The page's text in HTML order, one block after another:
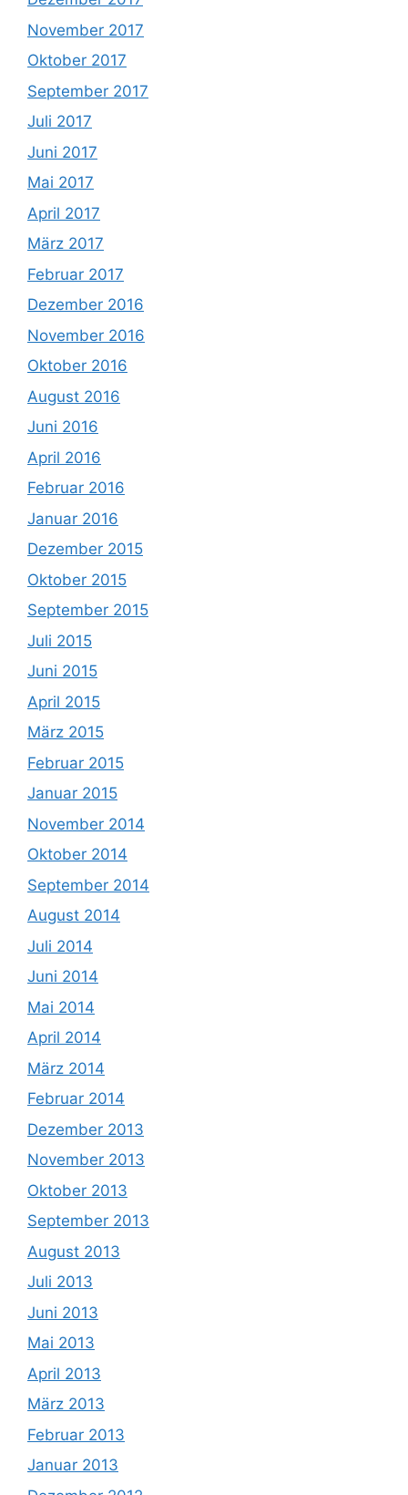
November 2017
Oktober 2017
September 2017
Juli 2017
Juni 2017
Mai 2017
April 2017
März 2017
Februar 2017
Dezember 2016
November 2016
Oktober 2016
August 2016
Juni 2016
April 2016
Februar 2016
Januar 2016
Dezember 2015
Oktober 2015
September 2015
Juli 2015
Juni 2015
April 2015
März 2015
Februar 2015
Januar 2015
November 2014
Oktober 2014
September 2014
August 2014
Juli 2014
Juni 2014
Mai 2014
April 2014
März 2014
Februar 2014
Dezember 2013
November 2013
Oktober 2013
September 2013
August 2013
Juli 2013
Juni 2013
Mai 2013
April 2013
März 2013
Februar 2013
Januar 2013